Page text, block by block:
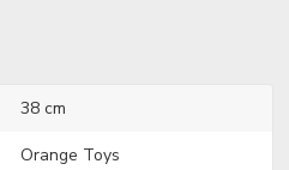
38 cm
Orange Toys